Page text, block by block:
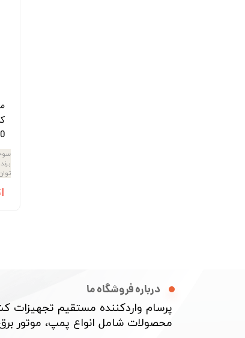
برند
درباره فروشگاه ما
پرسام واردکننده مستقیم تجهیزات
محصولات شامل انواع پمپ، موتور